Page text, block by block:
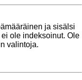
ja sisälsi
ole indeksoinut. Ole
valintoja.